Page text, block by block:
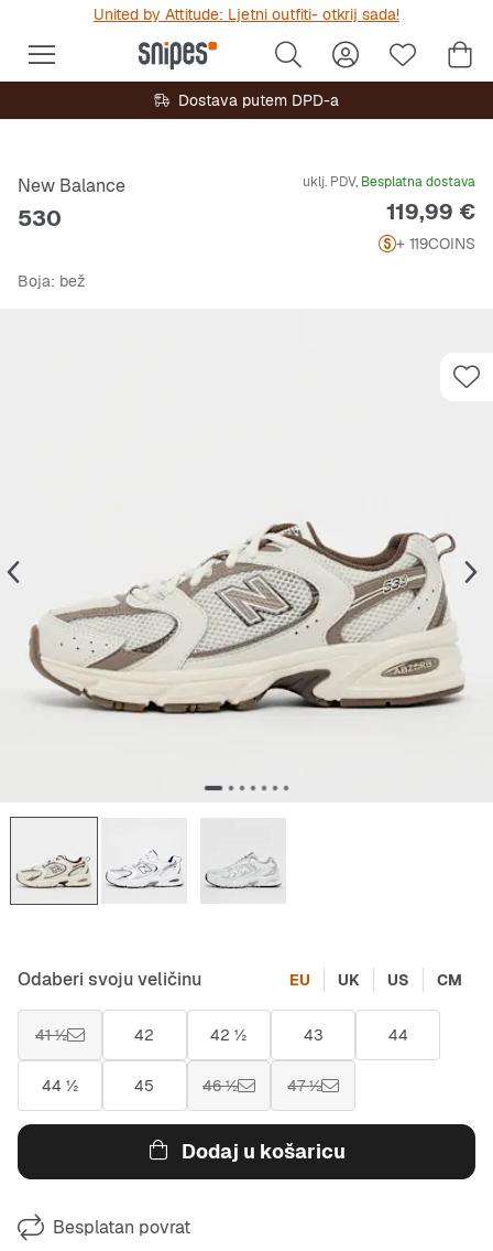
United by Attitude: Ljetni outfiti- otkrij sada!
Dostava putem DPD-a
New Balance
530
uklj. PDV, Besplatna dostava
Cijena
119,99 €
+ 119COINS
Boja: bež
Odaberi svoju veličinu EU UK US CM
41 ½ 42 42 ½ 43 44
44 ½ 45 46 ½ 47 ½
Dodaj u košaricu
Besplatan povrat